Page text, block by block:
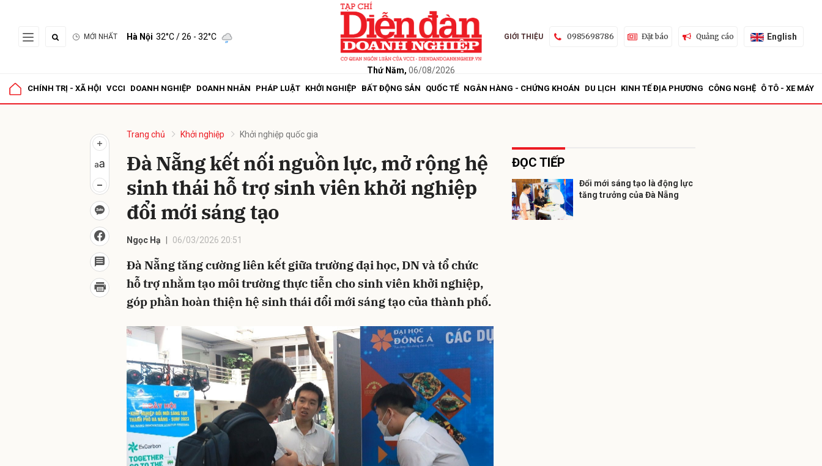
MỚI NHẤT Hà Nội 32°C/ 26 - 32°C
Thứ Năm, 06/08/2026
GIỚI THIỆU 0985698786 Đặt báo Quảng cáo English
CHÍNH TRỊ - XÃ HỘI VCCI DOANH NGHIỆP DOANH NHÂN PHÁP LUẬT KHỞI NGHIỆP BẤT ĐỘNG SẢN QUỐC TẾ NGÂN HÀNG - CHỨNG KHOÁN DU LỊCH KINH TẾ ĐỊA PHƯƠNG CÔNG NGHỆ Ô TÔ - XE MÁY
Trang chủ Khởi nghiệp Khởi nghiệp quốc gia
Đà Nẵng kết nối nguồn lực, mở rộng hệ
sinh thái hỗ trợ sinh viên khởi nghiệp
đổi mới sáng tạo
Ngọc Hạ 06/03/2026 20:51
Đà Nẵng tăng cường liên kết giữa trường đại học, DN và tổ chức
hỗ trợ nhằm tạo môi trường thực tiễn cho sinh viên khởi nghiệp,
góp phần hoàn thiện hệ sinh thái đổi mới sáng tạo của thành phố.
ĐỌC TIẾP
Đổi mới sáng tạo là động lực
tăng trưởng của Đà Nẵng
Gửi